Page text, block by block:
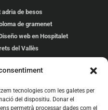
tecnologies com les galetes per
del dispositiu. Donar el
permetrà processar dades com el
adria de besos
de gramenet
web en Hospitalet
del Vallès
Franqueses
Diseño web en Calella